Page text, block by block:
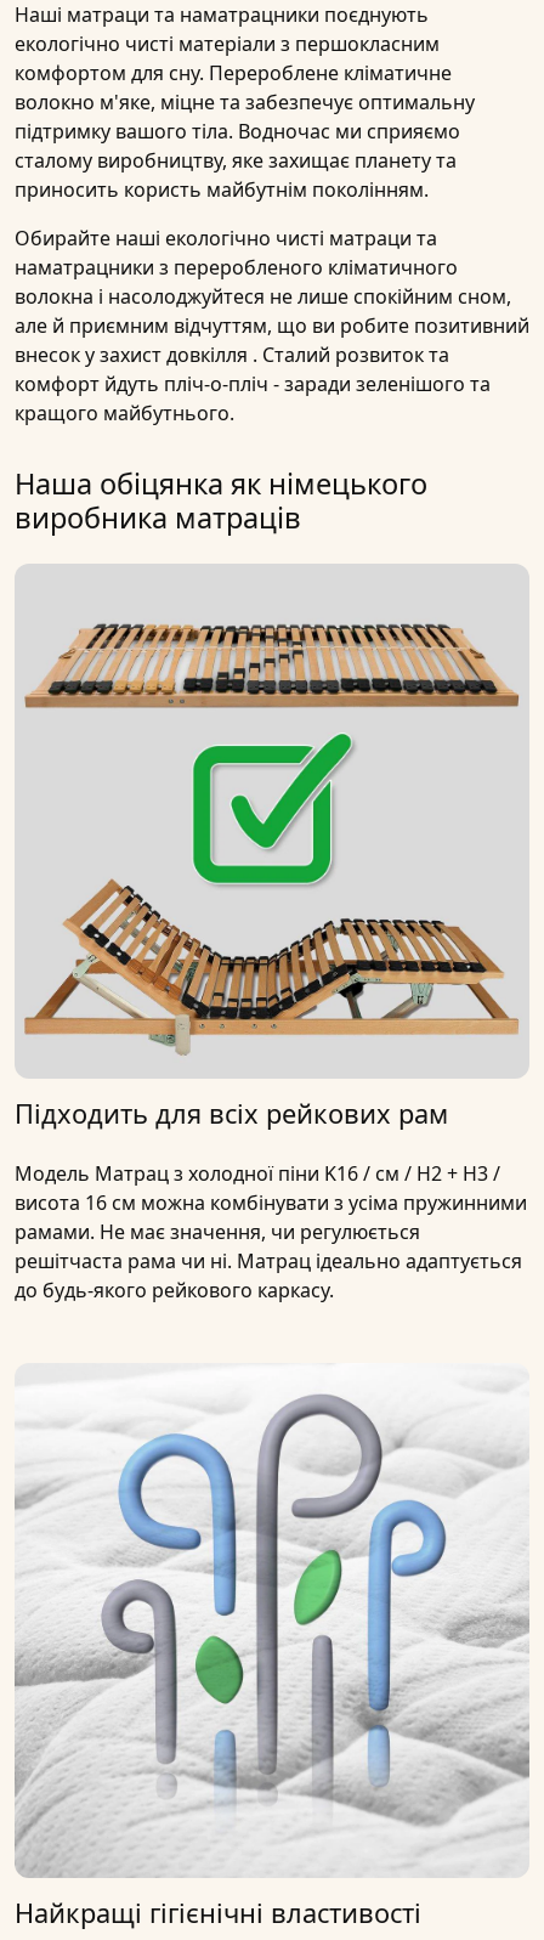
Наші матраци та наматрацники поєднують
екологічно чисті матеріали з першокласним
комфортом для сну. Перероблене кліматичне
волокно м'яке, міцне та забезпечує оптимальну
підтримку вашого тіла. Водночас ми сприяємо
сталому виробництву, яке захищає планету та
приносить користь майбутнім поколінням.
Обирайте наші екологічно чисті матраци та
наматрацники з переробленого кліматичного
волокна і насолоджуйтеся не лише спокійним сном,
але й приємним відчуттям, що ви робите позитивний
внесок узахист довкілля . Сталий розвиток та
комфорт йдуть пліч-о-пліч - заради зеленішого та
кращого майбутнього.
Наша обіцянка як німецького
виробника матраців
Підходить для всіх рейкових рам
Модель Матрац з холодної піни K16 / см / H2 + H3 /
висота 16 см можна комбінувати з усіма пружинними
рамами. Не має значення, чи регулюється
решітчаста рама чи ні. Матрац ідеально адаптується
до будь-якого рейкового каркасу.
Найкращі гігієнічні властивості